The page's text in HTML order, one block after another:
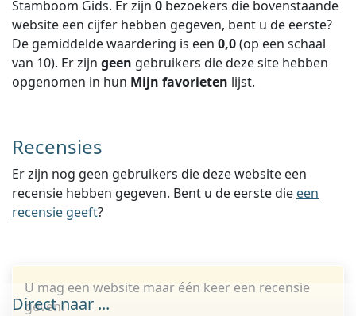
Stamboom Gids. Er zijn 0 bezoekers die bovenstaande
website een cijfer hebben gegeven, bent u de eerste?
De gemiddelde waardering is een 0,0(op een schaal
van 10). Er zijn geen gebruikers die deze site hebben
opgenomen in hun Mijn favorieten lijst.
Recensies
Er zijn nog geen gebruikers die deze website een
recensie hebben gegeven. Bent u de eerste die een
recensie geeft?
U mag een website maar één keer een recensie
geven.
Direct naar ...